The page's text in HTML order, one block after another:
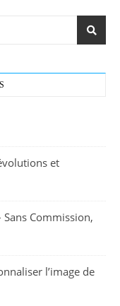
et
Commission,
l’image de